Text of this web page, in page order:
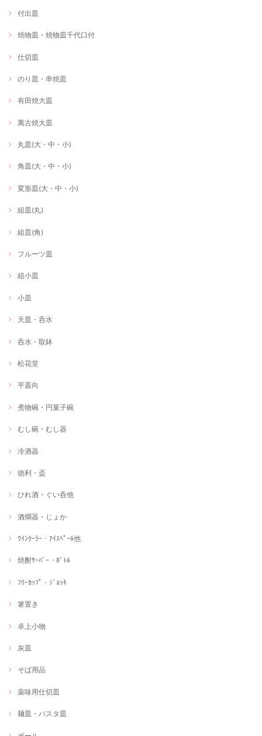
付出皿
焼物皿・焼物皿千代口付
仕切皿
のり皿・串焼皿
有田焼大皿
萬古焼大皿
丸皿(大・中・小)
角皿(大・中・小)
変形皿(大・中・小)
組皿(丸)
組皿(角)
フルーツ皿
組小皿
小皿
天皿・呑水
呑水・取鉢
松花堂
平蓋向
煮物碗・円菓子碗
むし碗・むし器
冷酒器
徳利・盃
ひれ酒・ぐい呑他
酒燗器・じょか
ﾜｲﾝｸｰﾗｰ・ｱｲｽﾍﾟｰﾙ他
焼酎ｻｰﾊﾞｰ・ﾎﾞﾄﾙ
ﾌﾘｰｶｯﾌﾟ・ｼﾞｮｯｷ
箸置き
卓上小物
灰皿
そば用品
薬味用仕切皿
麺皿・パスタ皿